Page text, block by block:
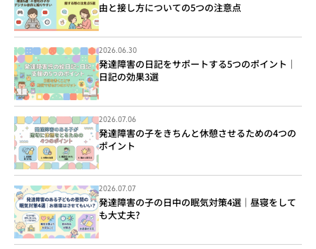
由と接し方についての5つの注意点
2026.06.30
発達障害の日記をサポートする5つのポイント｜
日記の効果3選
2026.07.06
発達障害の子をきちんと休憩させるための4つの
ポイント
2026.07.07
発達障害の子の日中の眠気対策4選｜昼寝をして
も大丈夫?